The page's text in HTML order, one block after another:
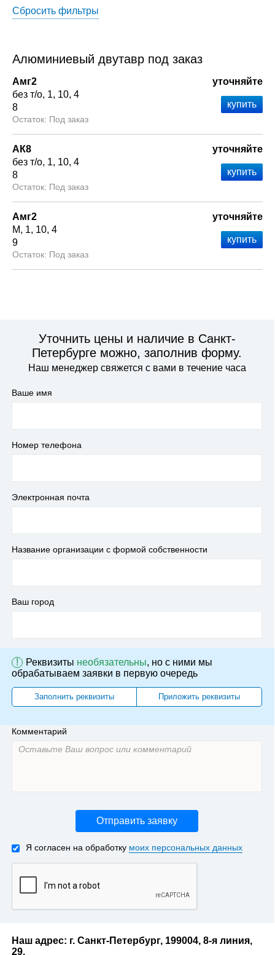
Сбросить фильтры
Алюминиевый двутавр под заказ
Амг2
без т/о 1 10 4
8
Под заказ
уточняйте
АК8
без т/о 1 10 4
8
Под заказ
уточняйте
Амг2
М
1 10 4
9
Под заказ
уточняйте
Уточнить цены и наличие в Санкт-
Петербурге можно, заполнив форму.
Наш менеджер свяжется с вами в течение часа
Ваше имя
Номер телефона
Электронная почта
Название организации с формой собственности
Ваш город
! Реквизиты необязательны, но с ними мы
обрабатываем заявки в первую очередь
Заполнить реквизиты Приложить реквизиты
Комментарий
Отправить заявку
Я согласен на обработку моих персональных данных
Наш адрес: г. Санкт-Петербург, 199004, 8-я линия,
29.